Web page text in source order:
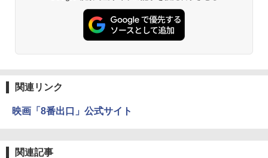
関連リンク
映画「8番出口」公式サイト
関連記事